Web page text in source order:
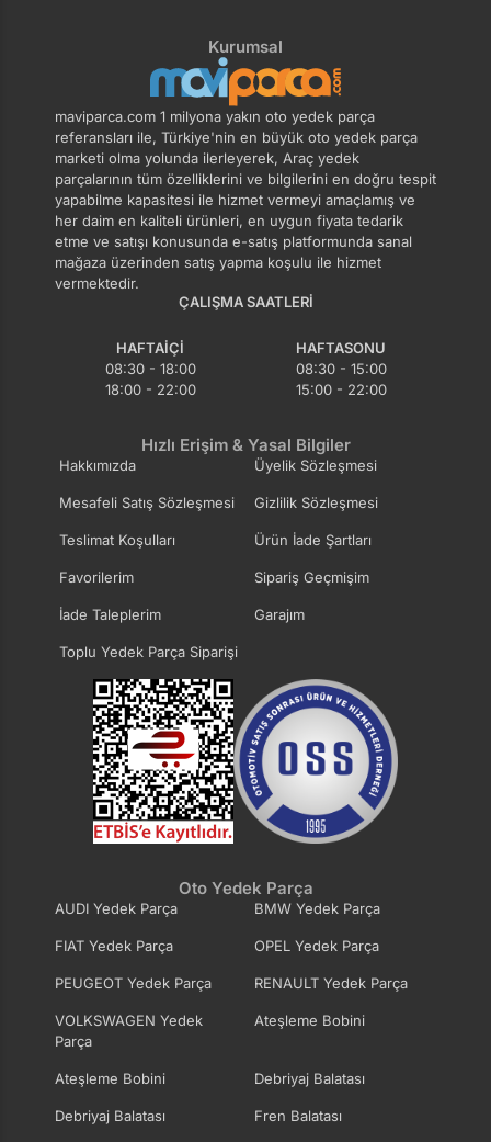
Kurumsal
maviparca.com 1 milyona yakın oto yedek parça
referansları ile, Türkiye'nin en büyük oto yedek parça
marketi olma yolunda ilerleyerek, Araç yedek
parçalarının tüm özelliklerini ve bilgilerini en doğru tespit
yapabilme kapasitesi ile hizmet vermeyi amaçlamış ve
her daim en kaliteli ürünleri, en uygun fiyata tedarik
etme ve satışı konusunda e-satış platformunda sanal
mağaza üzerinden satış yapma koşulu ile hizmet
vermektedir.
ÇALIŞMA SAATLERI
HAFTAIÇI
08:30 - 18:00
18:00 - 22:00
HAFTASONU
08:30 - 15:00
15:00 - 22:00
Hızlı Erişim & Yasal Bilgiler
Hakkımızda Üyelik Sözleşmesi
Mesafeli Satış Sözleşmesi Gizlilik Sözleşmesi
Teslimat Koşulları Ürün İade Şartları
Favorilerim Sipariş Geçmişim
İade Taleplerim Garajım
Toplu Yedek Parça Siparişi
Oto Yedek Parça
AUDI Yedek Parça BMW Yedek Parça
FIAT Yedek Parça OPEL Yedek Parça
PEUGEOT Yedek Parça RENAULT Yedek Parça
VOLKSWAGEN Yedek
Parça
Ateşleme Bobini
Ateşleme Bobini Debriyaj Balatası
Debriyaj Balatası Fren Balatası